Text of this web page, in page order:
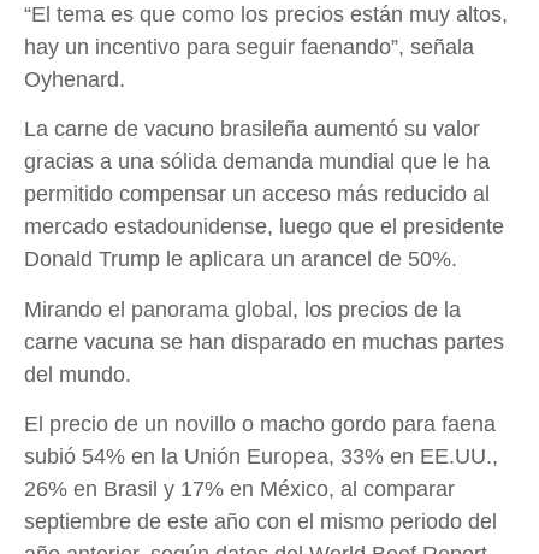
“El tema es que como los precios están muy altos,
hay un incentivo para seguir faenando”, señala
Oyhenard.
La carne de vacuno brasileña aumentó su valor
gracias a una sólida demanda mundial que le ha
permitido compensar un acceso más reducido al
mercado estadounidense, luego que el presidente
Donald Trump le aplicara un arancel de 50%.
Mirando el panorama global, los precios de la
carne vacuna se han disparado en muchas partes
del mundo.
El precio de un novillo o macho gordo para faena
subió 54% en la Unión Europea, 33% en EE.UU.,
26% en Brasil y 17% en México, al comparar
septiembre de este año con el mismo periodo del